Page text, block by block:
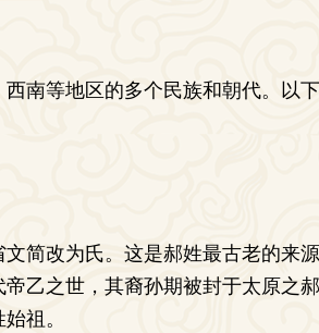
南等地区的多个民族和朝代。以
简改为氏。这是郝姓最古老的来
乙之世，其裔孙期被封于太原之
祖。